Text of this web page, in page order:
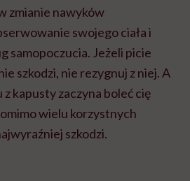
zmianie nawyków
swojego ciała i
samopoczucia. Jeżeli picie
szkodzi, nie rezygnuj z niej. A
kapusty zaczyna boleć cię
wielu korzystnych
szkodzi.